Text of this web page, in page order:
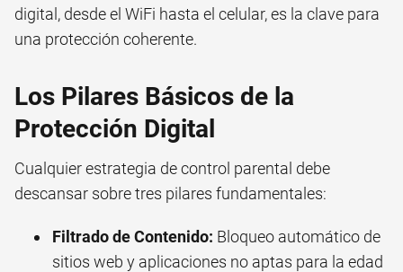
digital, desde el WiFi hasta el celular, es la clave para
una protección coherente.
Los Pilares Básicos de la
Protección Digital
Cualquier estrategia de control parental debe
descansar sobre tres pilares fundamentales:
Filtrado de Contenido: Bloqueo automático de
sitios web y aplicaciones no aptas para la edad